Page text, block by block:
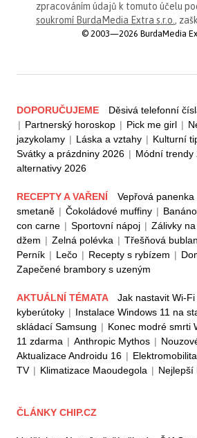
zpracováním údajů k tomuto účelu
soukromí BurdaMedia Extra s.r.o.,
© 2003—2026 BurdaMedia
DOPORUČUJEME Děsivá telefonní
| Partnerský horoskop | Pick me girl |
jazykolamy | Láska a vztahy | Kulturní
Svátky a prázdniny 2026 | Módní trendy
alternativy 2026
RECEPTY A VAŘENÍ Vepřová panenka
smetaně | Čokoládové muffiny |
con carne | Sportovní nápoj | Zálivky
džem | Zelná polévka | Třešňová
Perník | Lečo | Recepty s rybízem |
Zapečené brambory s uzeným
AKTUÁLNÍ TÉMATA Jak nastavit Wi-Fi
kyberútoky | Instalace Windows 11 na
skládací Samsung | Konec modré smrti
11 zdarma | Anthropic Mythos |
Aktualizace Androidu 16 | Elektromobilita
TV | Klimatizace Maoudegola | Nejlepší
ČLÁNKY CHIP.CZ